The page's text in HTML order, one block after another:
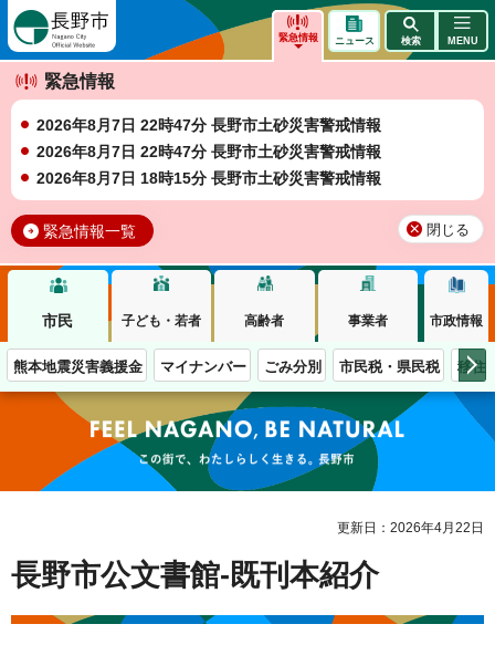
緊急情報
緊急情報
2026年8月7日 22時47分 長野市土砂災害警戒情報
2026年8月7日 22時47分 長野市土砂災害警戒情報
2026年8月7日 18時15分 長野市土砂災害警戒情報
緊急情報一覧 閉じる
ニュース 検索 MENU
市民 子ども・若者 高齢者 事業者 市政情報
熊本地震災害義援金 マイナンバー ごみ分別 市民税・県民税 移住
この街で、わたしらしく生きる。長野市
更新日：2026年4月22日
長野市公文書館-既刊本紹介